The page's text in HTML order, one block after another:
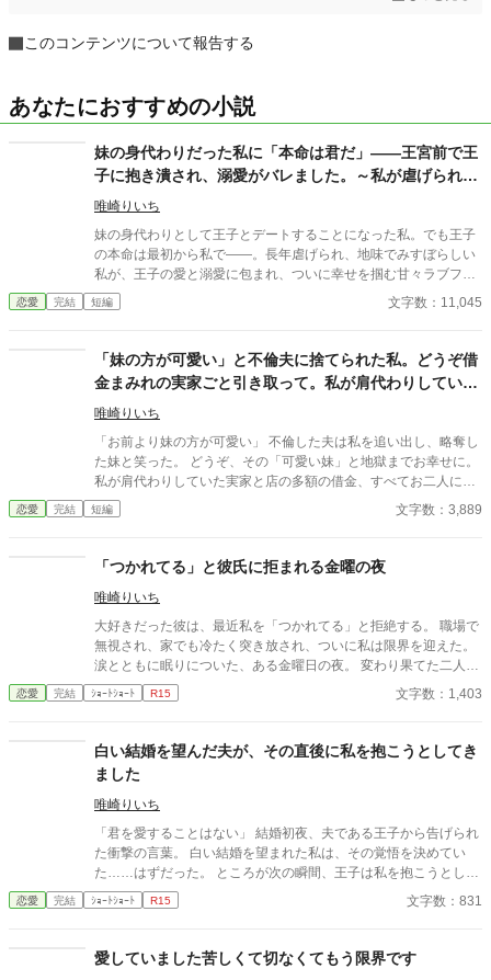
このコンテンツについて報告する
あなたにおすすめの小説
妹の身代わりだった私に「本命は君だ」――王宮前で王
子に抱き潰され、溺愛がバレました。～私が虐げられる
きっかけになった少年が、私と王子を結び付
唯崎りいち
妹の身代わりとして王子とデートすることになった私。でも王子
の本命は最初から私で――。長年虐げられ、地味でみすぼらしい
私が、王子の愛と溺愛に包まれ、ついに幸せを掴む甘々ラブファ
ンタジー。妹や家族との誤解、影武者の存在も絡み、ハラハラと
胸キュンが止まらない物語。
恋愛 完結 短編 文字数：11,045
「妹の方が可愛い」と不倫夫に捨てられた私。どうぞ借
金まみれの実家ごと引き取って。私が肩代わりしていた
負債、すべてお二人に引き継いでおきました
唯崎りいち
「お前より妹の方が可愛い」 不倫した夫は私を追い出し、略奪し
た妹と笑った。 どうぞ、その「可愛い妹」と地獄までお幸せに。
私が肩代わりしていた実家と店の多額の借金、すべてお二人に引
き継いでおきましたから。 「財布」を失った元夫と、逃げ場を失
った妹。 身の丈に合わない贅沢を望んだ寄生虫たちの、惨めな末
恋愛 完結 短編 文字数：3,889
「つかれてる」と彼氏に拒まれる金曜の夜
唯崎りいち
大好きだった彼は、最近私を「つかれてる」と拒絶する。 職場で
無視され、家でも冷たく突き放され、ついに私は限界を迎えた。
涙とともに眠りについた、ある金曜日の夜。 変わり果てた二人の
関係は、予想もしない結末を迎える。
恋愛 完結 ｼｮｰﾄｼｮｰﾄ R15 文字数：1,403
白い結婚を望んだ夫が、その直後に私を抱こうとしてき
ました
唯崎りいち
「君を愛することはない」 結婚初夜、夫である王子から告げられ
た衝撃の言葉。 白い結婚を望まれた私は、その覚悟を決めてい
た……はずだった。 ところが次の瞬間、王子は私を抱こうとして
くる。 「待ってください！ あなた、私を愛さないと言いました
よね？」 愛するつもりはないのに、なぜ身体の関係だけ求めるの
ると、僕の心臓が止まるかもしれないんだ」 ……それ、絶対に我
慢しなきゃいけないやつでは！？ 愛されない花嫁になるはずが、
恋愛 完結 ｼｮｰﾄｼｮｰﾄ R15 文字数：831
愛していました苦しくて切なくてもう限界です